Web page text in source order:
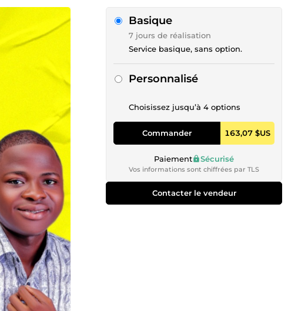
Basique
7 jours de réalisation
Service basique, sans option.
Personnalisé
Choisissez jusqu’à 4 options
Commander 163,07 $US
Paiement Sécurisé
Vos informations sont chiffrées par TLS
Contacter le vendeur